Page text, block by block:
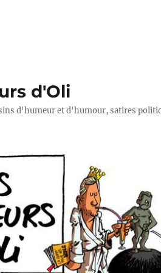
d'Oli
d'humeur et d'humour, satires